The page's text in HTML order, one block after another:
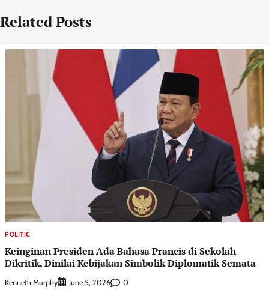
Related Posts
POLITIC
Keinginan Presiden Ada Bahasa Prancis di Sekolah
Dikritik, Dinilai Kebijakan Simbolik Diplomatik Semata
Kenneth Murphy June 5, 2026 0